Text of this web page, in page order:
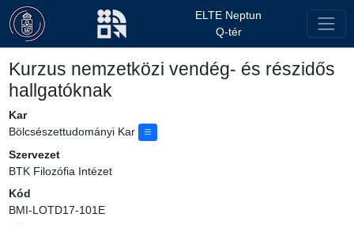
ELTE Neptun
Q-tér
Kurzus nemzetközi vendég- és részidős
hallgatóknak
Kar
Bölcsészettudományi Kar
Szervezet
BTK Filozófia Intézet
Kód
BMI-LOTD17-101E